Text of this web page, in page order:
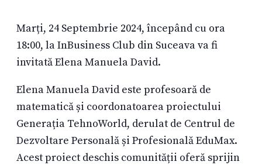
Marți, 24 Septembrie 2024, începând cu ora
18:00, la InBusiness Club din Suceava va fi
invitată Elena Manuela David.
Elena Manuela David este profesoară de
matematică și coordonatoarea proiectului
Generația TehnoWorld, derulat de Centrul de
Dezvoltare Personală și Profesională EduMax.
Acest proiect deschis comunității oferă sprijin